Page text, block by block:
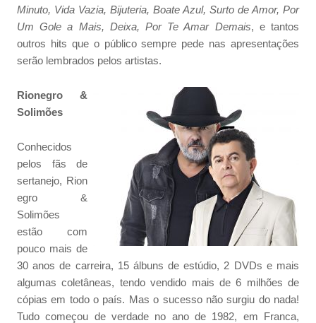
Minuto, Vida Vazia, Bijuteria, Boate Azul, Surto de Amor, Por
Um Gole a Mais, Deixa, Por Te Amar Demais, e tantos
outros hits que o público sempre pede nas apresentações
serão lembrados pelos artistas.
Rionegro &
Solimões
Conhecidos
pelos fãs de
sertanejo, Rion
egro &
Solimões
estão com
pouco mais de
30 anos de carreira, 15 álbuns de estúdio, 2 DVDs e mais
algumas coletâneas, tendo vendido mais de 6 milhões de
cópias em todo o país. Mas o sucesso não surgiu do nada!
Tudo começou de verdade no ano de 1982, em Franca,